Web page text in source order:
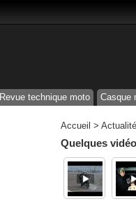
Revue technique moto Casque
Accueil >
Quelques